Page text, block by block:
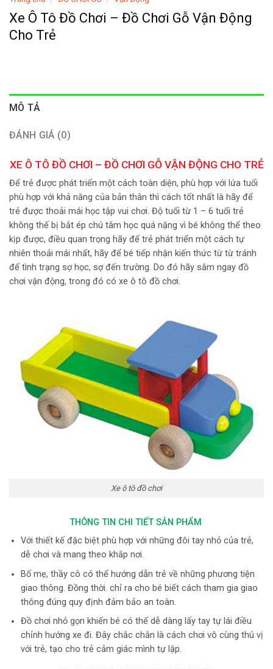
Xe Ô Tô Đồ Chơi – Đồ Chơi Gỗ Vận Động
Cho Trẻ
MÔ TẢ
ĐÁNH GIÁ (0)
XE Ô TÔ ĐỒ CHƠI – ĐỒ CHƠI GỖ VẬN ĐỘNG CHO TRẺ
Để trẻ được phát triển một cách toàn diện, phù hợp với lứa tuổi
phù hợp với khả năng của bản thân thì cách tốt nhất là hãy để
trẻ được thoải mái học tập vui chơi. Độ tuổi từ 1 – 6 tuổi trẻ
không thế bị bắt ép chú tâm học quá nặng vì bé không thể theo
kịp được, điều quan trọng hãy để trẻ phát triển một cách tự
nhiên thoải mái nhất, hãy để bé tiếp nhận kiến thức từ từ tránh
để tình trạng sợ học, sợ đến trường. Do đó hãy sắm ngay đồ
chơi vận động, trong đó có xe ô tô đồ chơi.
Xe ô tô đồ chơi
THÔNG TIN CHI TIẾT SẢN PHẨM
Với thiết kế đặc biệt phù hợp với những đôi tay nhỏ của trẻ,
dễ chơi và mang theo khắp nơi.
Bố mẹ, thầy cô có thể hướng dẫn trẻ về những phương tiện
giao thông. Đồng thời. chỉ ra cho bé biết cách tham gia giao
thông đúng quy định đảm bảo an toàn.
Đồ chơi nhỏ gọn khiến bé có thể dễ dàng lấy tay tự lái điều
chỉnh hướng xe đi. Đây chắc chắn là cách chơi vô cùng thú vị
với trẻ, tạo cho trẻ cảm giác mình tự lập.